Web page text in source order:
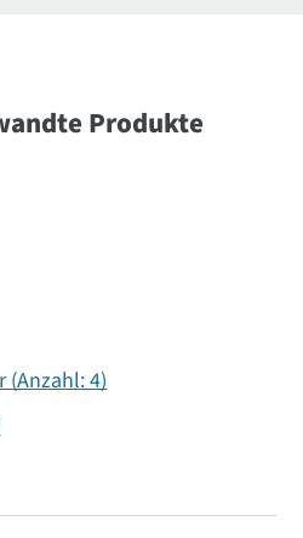
Produkte
(Anzahl: 4)